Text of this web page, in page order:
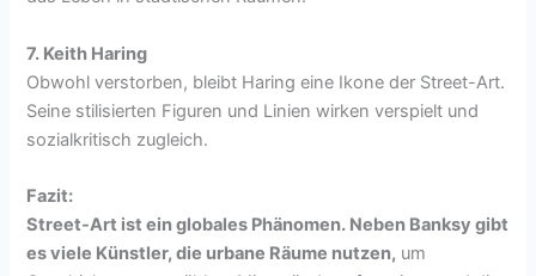
7. Keith Haring
Obwohl verstorben, bleibt Haring eine Ikone der Street-Art.
Seine stilisierten Figuren und Linien wirken verspielt und
sozialkritisch zugleich.
Fazit:
Street-Art ist ein globales Phänomen. Neben Banksy gibt
es viele Künstler, die urbane Räume nutzen, um